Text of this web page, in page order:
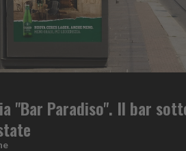
"Bar Paradiso". Il bar